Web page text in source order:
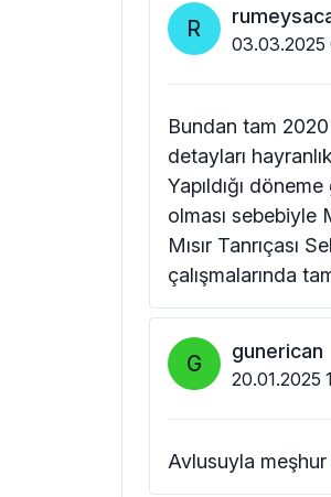
R
03.03.2025
Bundan tam
detayları
Yapıldığı
olması sebebiyle
Mısır Tanrıçası
çalışmalarında
G gunerican
20.01.2025
Avlusuyla